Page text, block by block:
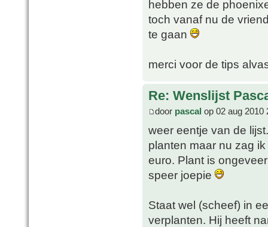
hebben ze de
toch vanaf nu de
te gaan
merci voor de tips
Re: Wenslijst
door pascal op 02 aug 2010
weer eentje van de
planten maar nu zag
euro. Plant is
speer joepie
Staat wel (scheef) in
verplanten. Hij heeft